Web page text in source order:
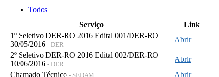
Todos
Serviço
Link
1º Seletivo DER-RO 2016 Edital 001/DER-RO
30/05/2016 - DER
Abrir
2º Seletivo DER-RO 2016 Edital 002/DER-RO
10/06/2016 - DER
Abrir
Chamado Técnico - SEDAM
Abrir